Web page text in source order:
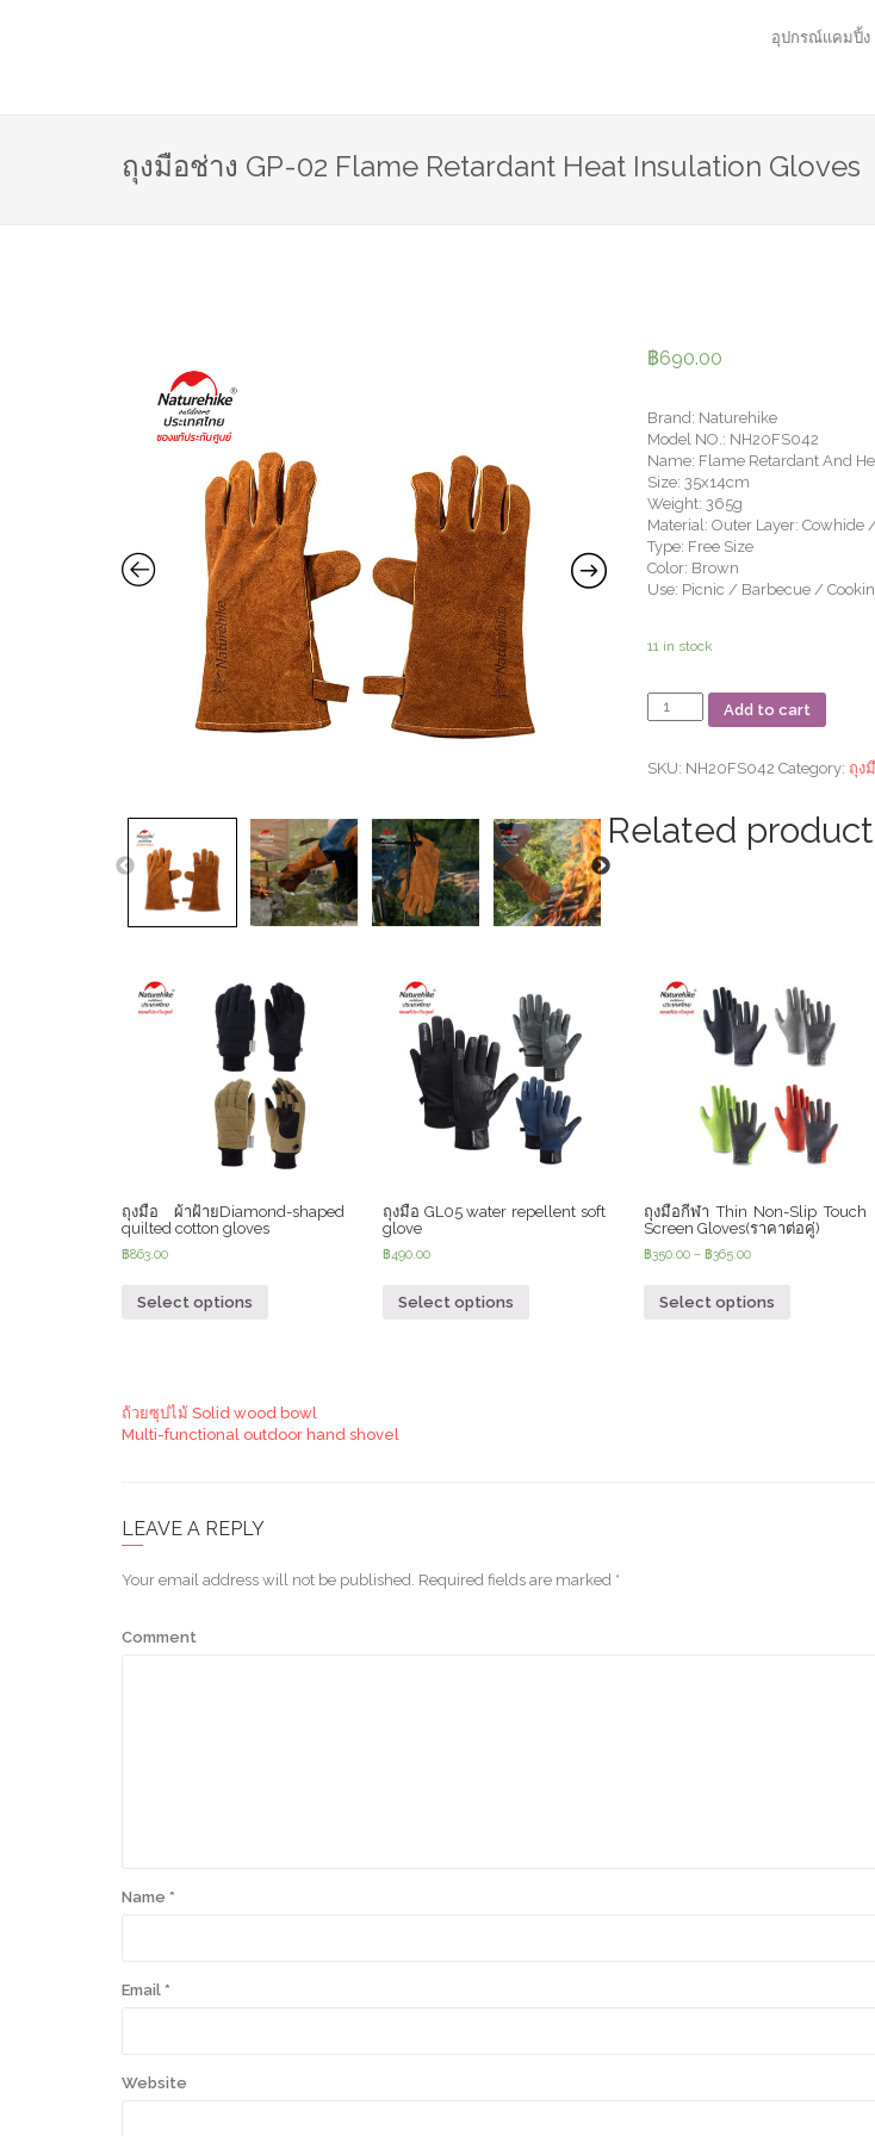
อุปกรณ์แคมปิ้ง
ถุงมือช่าง GP-02 Flame Retardant Heat Insulation Gloves
฿690.00
Brand: Naturehike
Model NO.: NH20FS042
Name: Flame Retardant And
Size: 35x14cm
Weight: 365g
Material: Outer Layer:
Type: Free Size
Color: Brown
Use: Picnic / Barbecue /
11 in stock
ถุงมือ
ช่าง
02
Heat
Add to cart
SKU: NH20FS042 Category: ถุง
Related
ถุงมือ ผ้าฝ้ายDiamond-shaped
quilted cotton gloves
฿863.00
Select options
ถุงมือ GL05 water repellent soft
glove
฿490.00
Select options
ถุงมือกีฬา Thin Non-Slip Touch
Screen Gloves(ราคาต่อคู่)
฿350.00 –฿365.00
Select options
ถ้วยซุปไม้ Solid wood bowl
Multi-functional outdoor hand shovel
LEAVE A REPLY
Your email address will not be published. Required fields are marked *
Comment
Name *
Email *
Website